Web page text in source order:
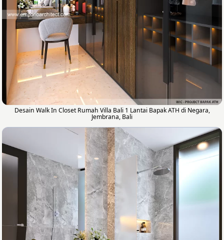
Desain Walk In Closet Rumah Villa Bali 1 Lantai Bapak ATH di Negara,
Jembrana, Bali